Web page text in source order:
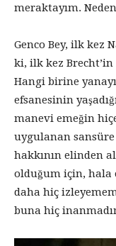
meraktayım.
Genco Bey, ilk kez
ki, ilk kez
Hangi birine
efsanesinin
manevi emeğin
uygulanan
hakkının elinden
olduğum için, hala
daha hiç
buna hiç